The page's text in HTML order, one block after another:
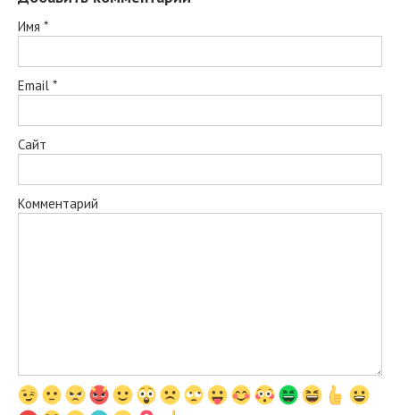
Имя *
Email *
Сайт
Комментарий